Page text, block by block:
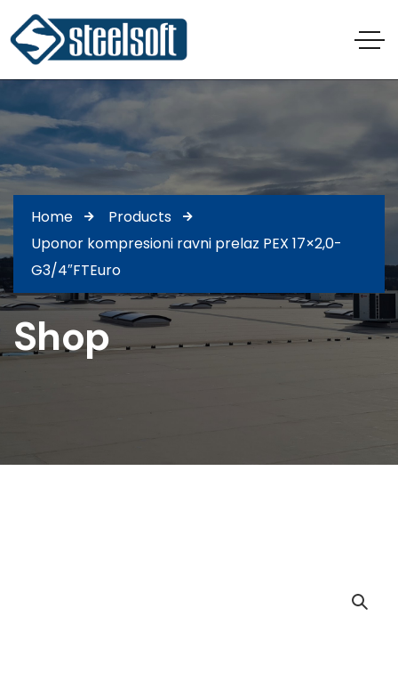
Home
Products
Uponor kompresioni ravni prelaz PEX 17×2,0-
G3/4″FTEuro
Shop